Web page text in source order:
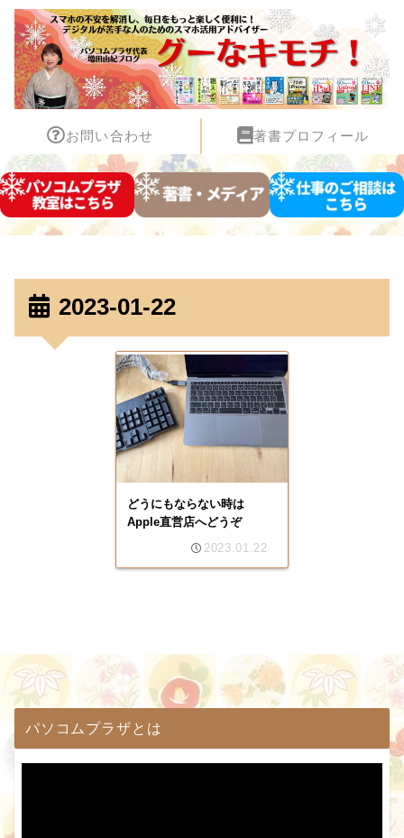
お問い合わせ 著書プロフィール
2023-01-22
どうにもならない時は
Apple直営店へどうぞ
2023.01.22
パソコムプラザとは